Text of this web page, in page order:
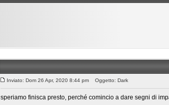
Inviato: Dom 26 Apr, 2020 8:44 pm Oggetto: Dark
speriamo finisca presto, perché comincio a dare segni di